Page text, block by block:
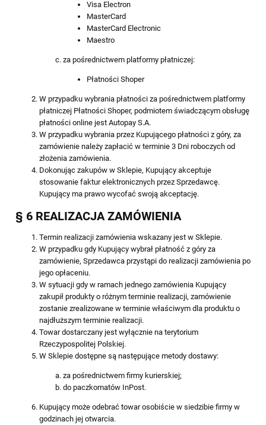
Visa Electron
MasterCard
MasterCard Electronic
Maestro
za pośrednictwem platformy płatniczej:
Płatności Shoper
W przypadku wybrania płatności za pośrednictwem platformy
płatniczej Płatności Shoper, podmiotem świadczącym obsługę
płatności online jest Autopay S.A.
W przypadku wybrania przez Kupującego płatności z góry, za
zamówienie należy zapłacić w terminie 3 Dni roboczych od
złożenia zamówienia.
Dokonując zakupów w Sklepie, Kupujący akceptuje
stosowanie faktur elektronicznych przez Sprzedawcę.
Kupujący ma prawo wycofać swoją akceptację.
§ 6 REALIZACJA ZAMÓWIENIA
Termin realizacji zamówienia wskazany jest w Sklepie.
W przypadku gdy Kupujący wybrał płatność z góry za
zamówienie, Sprzedawca przystąpi do realizacji zamówienia po
jego opłaceniu.
W sytuacji gdy w ramach jednego zamówienia Kupujący
zakupił produkty o różnym terminie realizacji, zamówienie
zostanie zrealizowane w terminie właściwym dla produktu o
najdłuższym terminie realizacji.
Towar dostarczany jest wyłącznie na terytorium
Rzeczypospolitej Polskiej.
W Sklepie dostępne są następujące metody dostawy:
za pośrednictwem firmy kurierskiej;
do paczkomatów InPost.
Kupujący może odebrać towar osobiście w siedzibie firmy w
godzinach jej otwarcia.